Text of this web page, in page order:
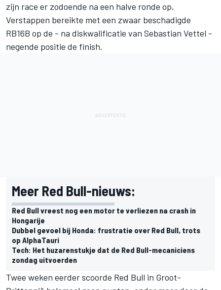
zijn race er zodoende na een halve ronde op,
Verstappen bereikte met een zwaar beschadigde
RB16B op de - na diskwalificatie van Sebastian Vettel -
negende positie de finish.
Meer Red Bull-nieuws:
Red Bull vreest nog een motor te verliezen na crash in
Hongarije
Dubbel gevoel bij Honda: frustratie over Red Bull, trots
op AlphaTauri
Tech: Het huzarenstukje dat de Red Bull-mecaniciens
zondag uitvoerden
Twee weken eerder scoorde Red Bull in Groot-